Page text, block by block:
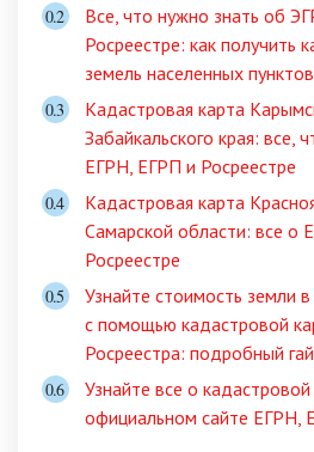
Все, что нужно знать об
Росреестре: как получить
земель населенных
Кадастровая карта
Забайкальского края: все,
ЕГРН, ЕГРП и Росреестре
Кадастровая карта
Самарской области: все о
Росреестре
Узнайте стоимость земли
с помощью кадастровой
Росреестра: подробный
Узнайте все о
официальном сайте ЕГРН,